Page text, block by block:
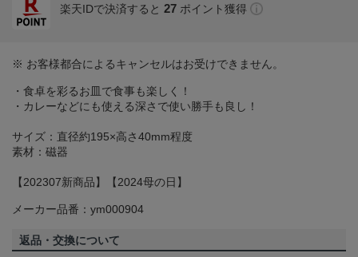
楽天IDで決済すると 27 ポイント獲得
※ お客様都合によるキャンセルはお受けできません。
・食卓を彩るお皿で食事も楽しく！
・カレーなどにも使える深さで使い勝手も良し！
サイズ：直径約195×高さ40mm程度
素材：磁器
【202307新商品】【2024母の日】
メーカー品番：ym000904
返品・交換について